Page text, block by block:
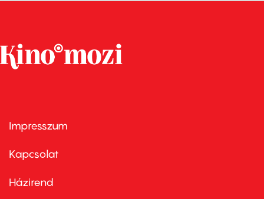
Footer
first
Impresszum
Kapcsolat
Footer
Házirend